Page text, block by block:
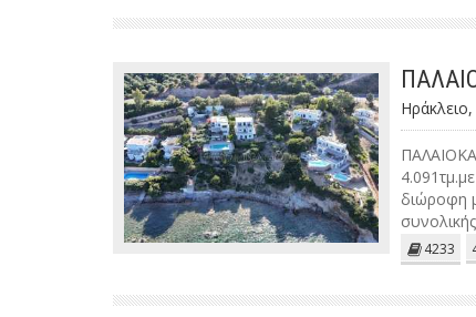
διώροφη
ισχύει
4233